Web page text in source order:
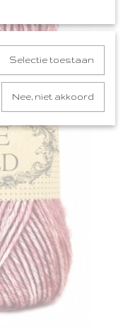
Selectie toestaan
Nee, niet akkoord